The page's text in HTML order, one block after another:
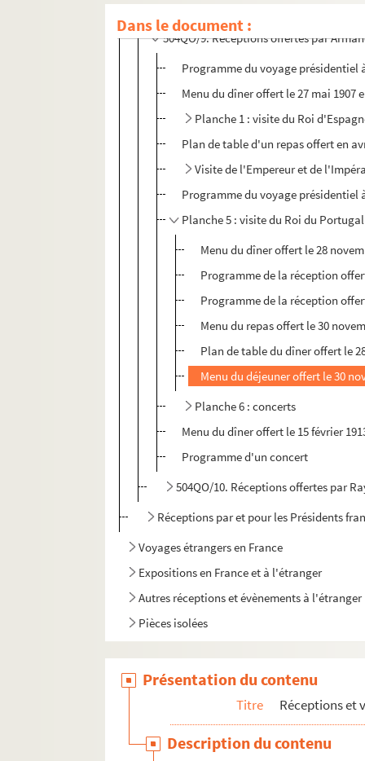
Dans le document :
504QO/9. Réceptions offertes par
Programme du voyage présidentiel
Menu du dîner offert le 27 mai 1907
Planche 1 : visite du Roi
Plan de table d'un repas offert en
Visite de l'Empereur et de
Programme du voyage
Planche 5 : visite du Roi du Portugal
Menu du dîner offert le 28
Programme de la réception
Programme de la réception
Menu du repas offert le 30
Plan de table du dîner offert le
Menu du déjeuner offert le 30
Planche 6 : concerts
Menu du dîner offert le 15 février
Programme d'un concert
504QO/10. Réceptions offertes par
Réceptions par et pour les Présidents
Voyages étrangers en France
Expositions en France et à l'étranger
Autres réceptions et évènements à l'étranger
Pièces isolées
Présentation du contenu
Titre Réceptions et
Description du contenu